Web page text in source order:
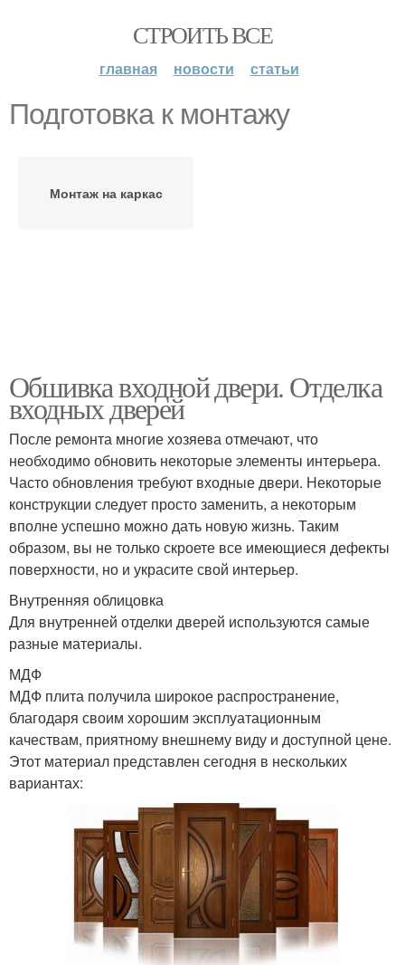
СТРОИТЬ ВСЕ
главная новости статьи
Подготовка к монтажу
Монтаж на каркас
Обшивка входной двери. Отделка
входных дверей
После ремонта многие хозяева отмечают, что
необходимо обновить некоторые элементы интерьера.
Часто обновления требуют входные двери. Некоторые
конструкции следует просто заменить, а некоторым
вполне успешно можно дать новую жизнь. Таким
образом, вы не только скроете все имеющиеся дефекты
поверхности, но и украсите свой интерьер.
Внутренняя облицовка
Для внутренней отделки дверей используются самые
разные материалы.
МДФ
МДФ плита получила широкое распространение,
благодаря своим хорошим эксплуатационным
качествам, приятному внешнему виду и доступной цене.
Этот материал представлен сегодня в нескольких
вариантах: